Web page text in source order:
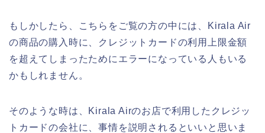
もしかしたら、こちらをご覧の方の中には、Kirala Air
の商品の購入時に、クレジットカードの利用上限金額
を超えてしまったためにエラーになっている人もいる
かもしれません。
そのような時は、Kirala Airのお店で利用したクレジッ
トカードの会社に、事情を説明されるといいと思いま